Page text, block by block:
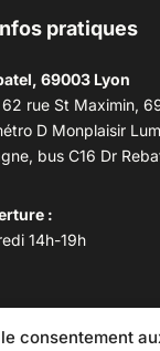
consentement
pratiques
69003 Lyon
rue St Maximin,
D Monplaisir
bus C16 Dr
:
14h-19h